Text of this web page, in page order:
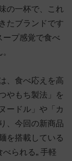
の一杯で、これ
たブランドです
ープ感覚で食べ
、食べ応えを高
やもち製法」を
ードル」や「カ
、今回の新商品
を搭載している
られる„ 手軽